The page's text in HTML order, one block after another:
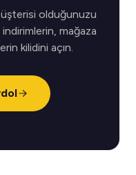
olduğunuzu
indirimlerin, mağaza
kilidini açın.